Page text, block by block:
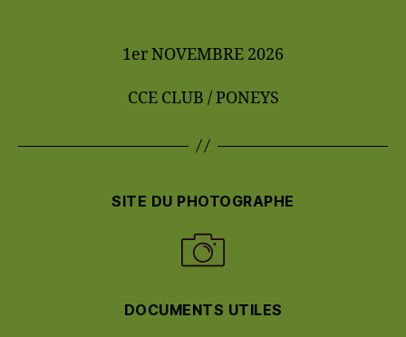
1er NOVEMBRE 2026
CCE CLUB / PONEYS
SITE DU PHOTOGRAPHE
DOCUMENTS UTILES